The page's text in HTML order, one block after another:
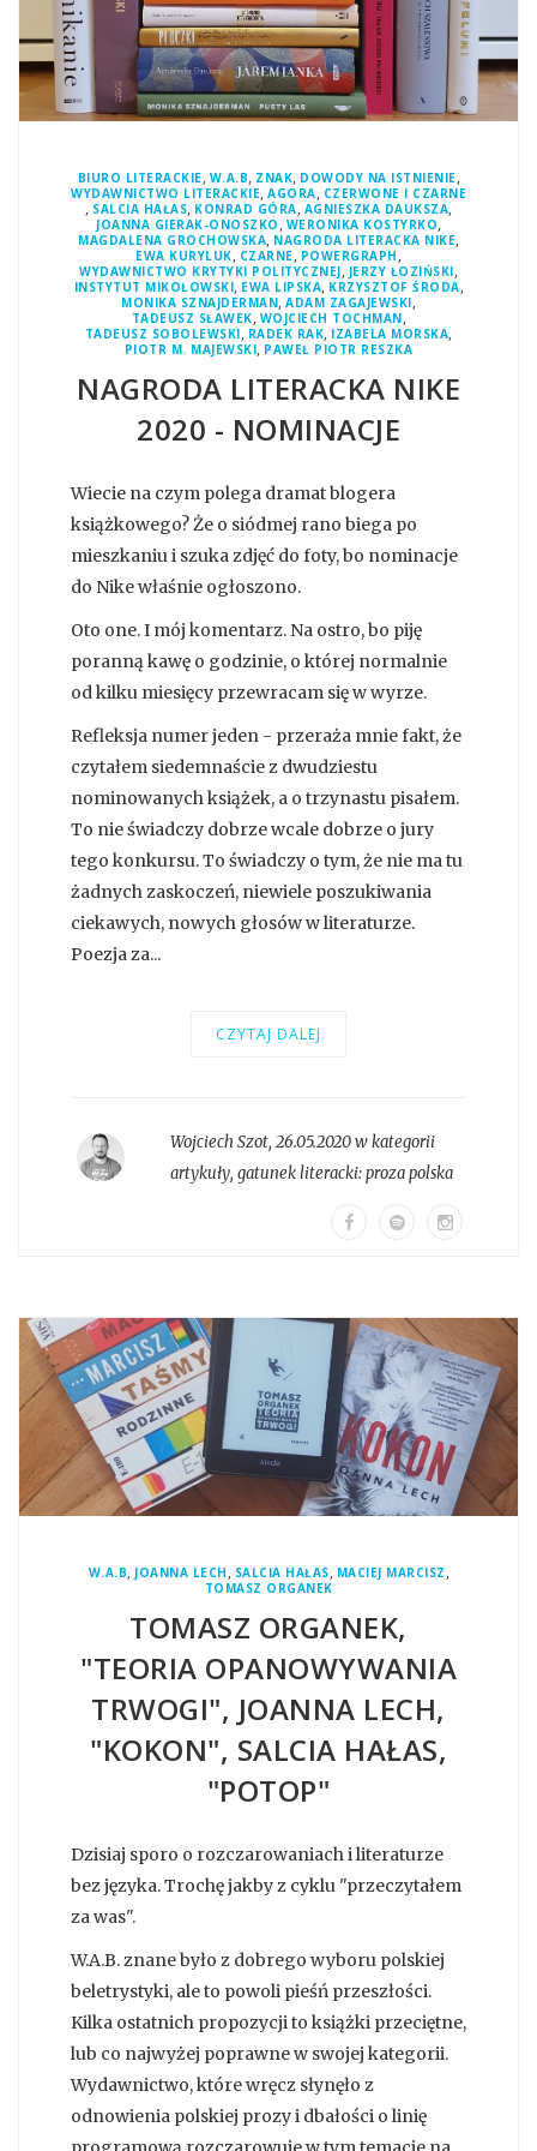
BIURO LITERACKIE, W.A.B, ZNAK, DOWODY NA ISTNIENIE,
WYDAWNICTWO LITERACKIE, AGORA, CZERWONE I CZARNE
, SALCIA HAŁAS, KONRAD GÓRA, AGNIESZKA DAUKSZA,
JOANNA GIERAK-ONOSZKO , WERONIKA KOSTYRKO,
MAGDALENA GROCHOWSKA, NAGRODA LITERACKA NIKE,
EWA KURYLUK, CZARNE, POWERGRAPH ,
WYDAWNICTWO KRYTYKI POLITYCZNEJ, JERZY ŁOZIŃSKI,
INSTYTUT MIKOŁOWSKI, EWA LIPSKA, KRZYSZTOF ŚRODA,
MONIKA SZNAJDERMAN,ADAM ZAGAJEWSKI,
TADEUSZ SŁAWEK, WOJCIECH TOCHMAN,
TADEUSZ SOBOLEWSKI, RADEK RAK, IZABELA MORSKA,
PIOTR M. MAJEWSKI, PAWEŁ PIOTR RESZKA
NAGRODA LITERACKA NIKE
2020 - NOMINACJE
Wiecie na czym polega dramat blogera
książkowego? Że o siódmej rano biega po
mieszkaniu i szuka zdjęć do foty, bo nominacje
do Nike właśnie ogłoszono.
Oto one. I mój komentarz. Na ostro, bo piję
poranną kawę o godzinie, o której normalnie
od kilku miesięcy przewracam się w wyrze.
Refleksja numer jeden - przeraża mnie fakt, że
czytałem siedemnaście z dwudziestu
nominowanych książek, a o trzynastu pisałem.
To nie świadczy dobrze wcale dobrze o jury
tego konkursu. To świadczy o tym, że nie ma tu
żadnych zaskoczeń, niewiele poszukiwania
ciekawych, nowych głosów w literaturze.
Poezja za...
CZYTAJ DALEJ
Wojciech Szot, 26.05.2020 w kategorii
artykuły, gatunek literacki:proza polska
W.A.B, JOANNA LECH , SALCIA HAŁAS, MACIEJ MARCISZ ,
TOMASZ ORGANEK
TOMASZ ORGANEK,
"TEORIA OPANOWYWANIA
TRWOGI", JOANNA LECH,
"KOKON", SALCIA HAŁAS,
"POTOP"
Dzisiaj sporo o rozczarowaniach i literaturze
bez języka. Trochę jakby z cyklu "przeczytałem
za was".
W.A.B. znane było z dobrego wyboru polskiej
beletrystyki, ale to powoli pieśń przeszłości.
Kilka ostatnich propozycji to książki przeciętne,
lub co najwyżej poprawne w swojej kategorii.
Wydawnictwo, które wręcz słynęło z
odnowienia polskiej prozy i dbałości o linię